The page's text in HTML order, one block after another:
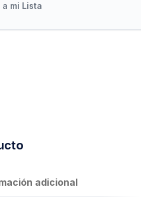
mi Lista
adicional